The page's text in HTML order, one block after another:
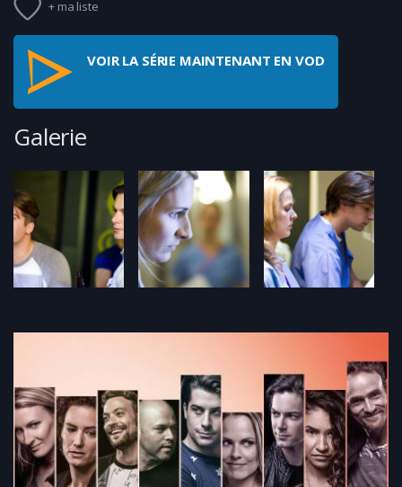
+ ma liste
VOIR LA SÉRIE MAINTENANT EN VOD
Galerie